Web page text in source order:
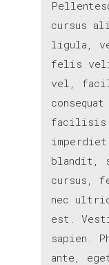
cursus
ligula,
felis
vel,
facilisis
blandit,
cursus,
nec
est.
sapien.
ante,